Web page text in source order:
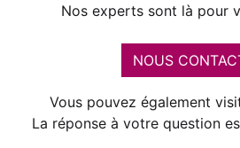
Nos experts sont là pour
NOUS
Vous pouvez également
La réponse à votre question